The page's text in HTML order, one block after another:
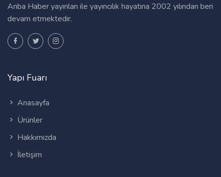
Anba Haber yayınları ile yayıncılık hayatına 2002 yılından beri
devam etmektedir.
Yapı Fuarı
Anasayfa
Ürünler
Hakkımızda
İletişim